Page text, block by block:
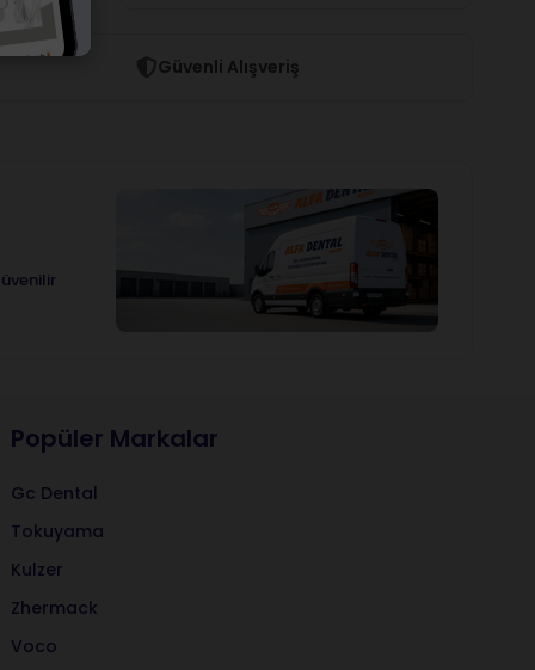
Güvenli Alışveriş
Popüler Markalar
Gc Dental
Tokuyama
Kulzer
Zhermack
Voco